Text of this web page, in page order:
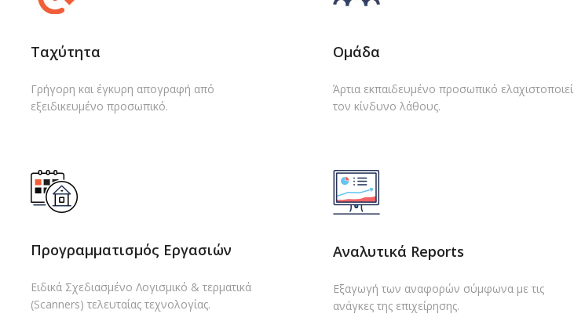
Ταχύτητα
Γρήγορη και έγκυρη απογραφή από
εξειδικευμένο προσωπικό.
Ομάδα
Άρτια εκπαιδευμένο προσωπικό ελαχιστοποιεί
τον κίνδυνο λάθους.
Προγραμματισμός Εργασιών
Ειδικά Σχεδιασμένο Λογισμικό & τερματικά
(Scanners) τελευταίας τεχνολογίας.
Αναλυτικά Reports
Εξαγωγή των αναφορών σύμφωνα με τις
ανάγκες της επιχείρησης.